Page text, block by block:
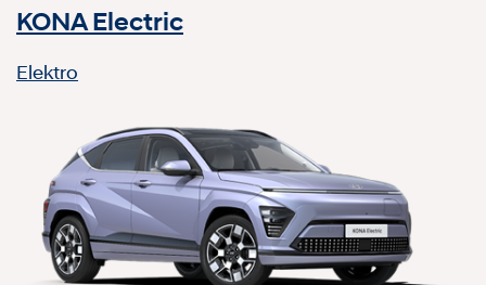
KONA Electric
Elektro